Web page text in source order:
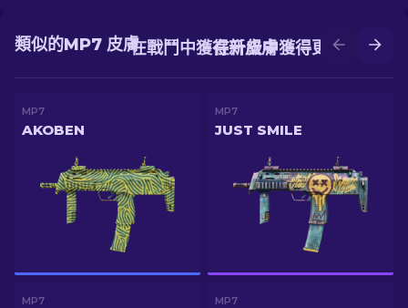
在升級中獲得更好的皮膚
在戰鬥中獲得新皮膚
類似的MP7 皮膚
MP7
AKOBEN
MP7
JUST SMILE
MP7 MP7